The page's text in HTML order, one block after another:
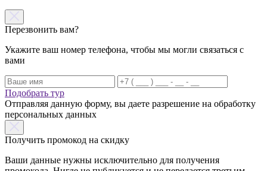
Перезвонить вам?
Укажите ваш номер телефона, чтобы мы могли связаться с
вами
Подобрать тур
Отправляя данную форму, вы даете разрешение на обработку
персональных данных
Получить промокод на скидку
Ваши данные нужны исключительно для получения